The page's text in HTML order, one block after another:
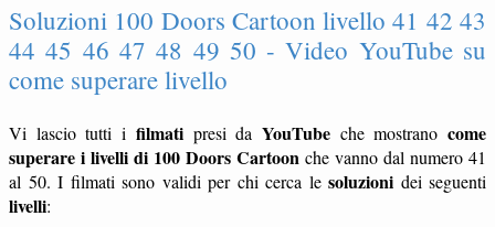
Soluzioni 100 Doors Cartoon livello 41 42 43
44 45 46 47 48 49 50 - Video YouTube su
come superare livello
Vi lascio tutti i filmatipresi da YouTubeche mostranocome
superare i livelli di 100 Doors Cartoon che vanno dal numero 41
al 50. I filmati sono validi per chi cerca le soluzioni dei seguenti
livelli: